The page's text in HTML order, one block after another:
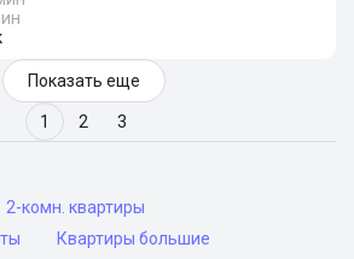
Показать еще
1 2 3
2-комн. квартиры
Квартиры большие